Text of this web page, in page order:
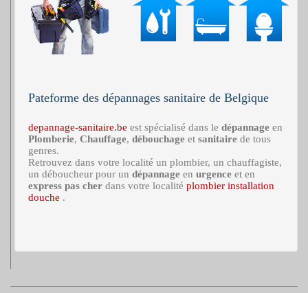
Pateforme des dépannages sanitaire de Belgique
depannage-sanitaire.be est spécialisé dans le dépannage en
Plomberie, Chauffage, débouchage et sanitaire de tous
genres.
Retrouvez dans votre localité un plombier, un chauffagiste,
un déboucheur pour un dépannage en urgence et en
express pas cher dans votre localité plombier installation
douche .